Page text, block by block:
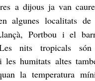
a dijous ja van
algunes localitats
Portbou i el
nits tropicals
les humitats altes
la temperatura